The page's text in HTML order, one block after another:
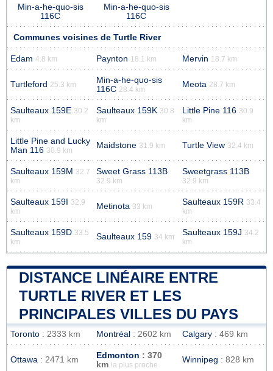
Min-a-he-quo-sis
116C
Min-a-he-quo-sis
116C
Communes voisines de Turtle River
Edam 4.8 km Paynton 18.1 km Mervin 18.7 km
Turtleford 25.3 km
Min-a-he-quo-sis
116C 28.4 km
Meota 28.7 km
Saulteaux 159E 30.2
km
Saulteaux 159K 30.8
km
Little Pine 116 30.9
km
Little Pine and Lucky
Man 116 30.9 km
Maidstone 31.9 km Turtle View 32.4 km
Saulteaux 159M 32.7
km
Sweet Grass 113B
32.9 km
Sweetgrass 113B
32.9 km
Saulteaux 159I 32.9
km
Metinota 33 km Saulteaux 159R 33.4
km
Saulteaux 159D 33.5
km
Saulteaux 159 34 km Saulteaux 159J 34.2
km
DISTANCE LINÉAIRE ENTRE
TURTLE RIVER ET LES
PRINCIPALES VILLES DU PAYS
Toronto : 2333 km Montréal : 2602 km Calgary : 469 km
Ottawa : 2471 km Edmonton : 370
km
la plus proche
Winnipeg : 828 km